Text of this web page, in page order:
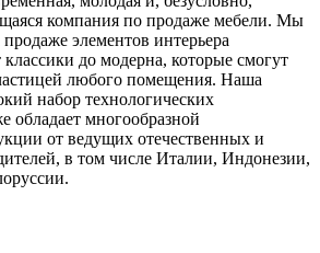
компания по продаже мебели. Мы
элементов интерьера
классики до модерна, которые смогут
любого помещения. Наша
набор технологических
обладает многообразной
от ведущих отечественных и
в том числе Италии, Индонезии,